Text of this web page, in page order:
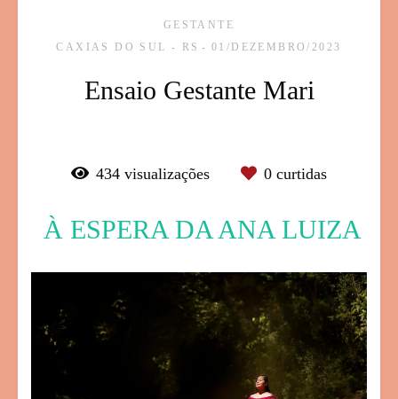
GESTANTE
CAXIAS DO SUL - RS
01/DEZEMBRO/2023
Ensaio Gestante Mari
434 visualizações 0 curtidas
À ESPERA DA ANA LUIZA